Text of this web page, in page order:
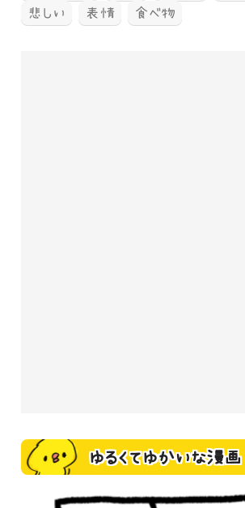
悲しい
表情 食べ物
ゆるくてゆかいな漫画